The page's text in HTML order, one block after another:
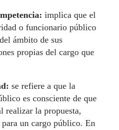
implica que el
o funcionario público
ámbito de sus
propias del cargo que
se refiere a que la
es consciente de que
realizar la propuesta,
un cargo público. En